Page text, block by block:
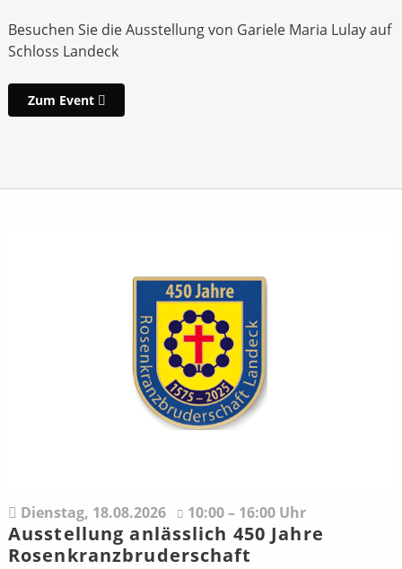
Besuchen Sie die Ausstellung von Gariele Maria Lulay auf
Schloss Landeck
Zum Event
Dienstag, 18.08.2026 10:00 – 16:00 Uhr
Ausstellung anlässlich 450 Jahre
Rosenkranzbruderschaft